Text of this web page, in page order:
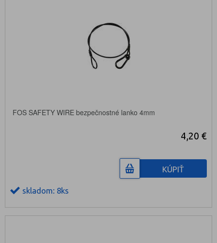
FOS SAFETY WIRE bezpečnostné lanko 4mm
4,20 €
KÚPIŤ
skladom: 8ks